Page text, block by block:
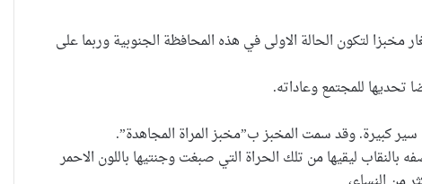
الصغار مخبزا لتكون الحالة الاولى في هذه المحافظة الجنوبية وربما على
كبيرة. وقد سمت المخبز ب”مخبز المراة المجاهدة”.
بالنقاب ليقيها من تلك الحراة التي صبغت وجنتيها باللون الاحمر